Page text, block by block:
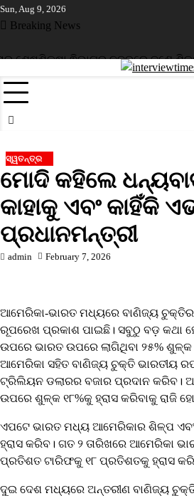
Skip
to
Sun, Aug 9, 2026
Breaking News
ଶେଷଶିକ୍ଷା ଵିଭାଗର ନଜରରେ ଜଣେ
ସ୍ୱତନ୍ତ୍ର
ମୋଦି କହିଲେ
କାହାକୁ ଏବଂ କାହିଁକି
ପ୍ରଧାନମନ୍ତ୍ରୀ
admin February 7, 2026
ଆମେରିକା-ଭାରତ ମଧ୍ୟରେ ବାଣିଜ୍ୟ ଚୁକ୍ତିର
ରୂପରେଖ ପ୍ରକାଶ ପାଇଛି। ସବୁଠୁ ବଡ଼ କଥା
ଉପରେ ଭାରତ ଉପରେ ଲାଗିଥିବା ୨୫%
ଆମେରିକା ସହିତ ବାଣିଜ୍ୟ ଚୁକ୍ତି ଭାରତୀୟ
ଟ୍ରିଲିୟନ ଡଲାରର ବଜାର ପ୍ରଦାନ କରିବ।
ଉପରେ ଶୁଳ୍କ ୧୮%କୁ ହ୍ରାସ କରିବାକୁ ରାଜି
ଏପଟେ ଭାରତ ମଧ୍ୟ ଆମେରିକାର ଶିଳ୍ପ
ହ୍ରାସ କରିବ। ଗତ ୨ ତାରିଖରେ ଆମେରିକା
ପ୍ରତିଶତ ଟାରିଫକୁ ୧୮ ପ୍ରତିଶତକୁ ହ୍ରାସ
ଦୁଇ ଦେଶ ମଧ୍ୟରେ ଅନ୍ତରୀଣ ବାଣିଜ୍ୟ